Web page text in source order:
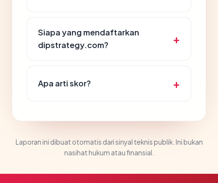
Siapa yang mendaftarkan
dipstrategy.com?
Apa arti skor?
Laporan ini dibuat otomatis dari sinyal teknis publik. Ini bukan
nasihat hukum atau finansial.